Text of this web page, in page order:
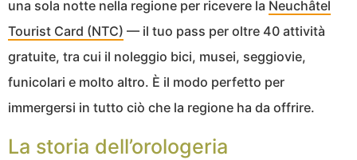
una sola notte nella regione per ricevere la Neuchâtel
Tourist Card (NTC) — il tuo pass per oltre 40 attività
gratuite, tra cui il noleggio bici, musei, seggiovie,
funicolari e molto altro. È il modo perfetto per
immergersi in tutto ciò che la regione ha da offrire.
La storia dell’orologeria